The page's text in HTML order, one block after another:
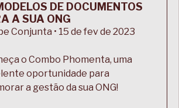
DE DOCUMENTOS
A SUA ONG
Conjunta • 15 de fev de 2023
o Combo Phomenta, uma
oportunidade para
a gestão da sua ONG!